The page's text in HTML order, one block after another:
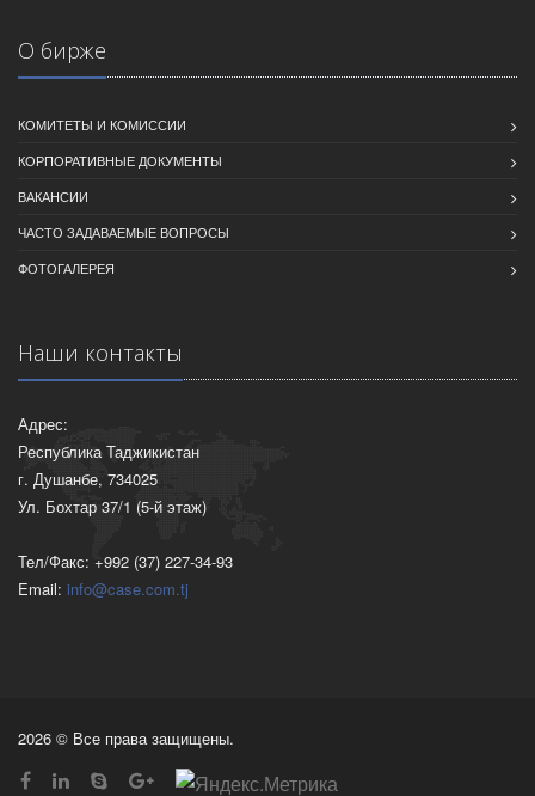
О бирже
КОМИТЕТЫ И КОМИССИИ
КОРПОРАТИВНЫЕ ДОКУМЕНТЫ
ВАКАНСИИ
ЧАСТО ЗАДАВАЕМЫЕ ВОПРОСЫ
ФОТОГАЛЕРЕЯ
Наши контакты
Адрес:
Республика Таджикистан
г. Душанбе, 734025
Ул. Бохтар 37/1 (5-й этаж)
Тел/Факс: +992 (37) 227-34-93
Email: info@case.com.tj
2026 © Все права защищены.